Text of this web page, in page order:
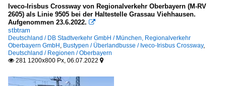
Iveco-Irisbus Crossway von Regionalverkehr Oberbayern (M-RV
2605) als Linie 9505 bei der Haltestelle Grassau Viehhausen.
Aufgenommen 23.6.2022. 
stbtram
Deutschland / DB Stadtverkehr GmbH / München, Regionalverkehr
Oberbayern GmbH, Bustypen / Überlandbusse / Iveco-Irisbus Crossway,
Deutschland / Regionen / Oberbayern
 281 1200x800 Px, 06.07.2022 